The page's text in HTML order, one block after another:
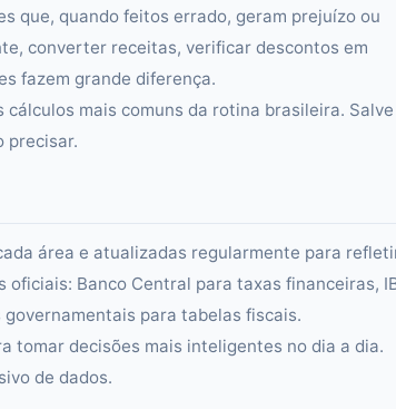
que, quando feitos errado, geram prejuízo ou
converter receitas, verificar descontos em
fazem grande diferença.
mais comuns da rotina brasileira.
precisar.
área e atualizadas regularmente para
Banco Central para taxas financeiras,
para tabelas fiscais.
tomar decisões mais inteligentes no dia a dia.
de dados.